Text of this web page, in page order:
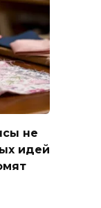
не
идей